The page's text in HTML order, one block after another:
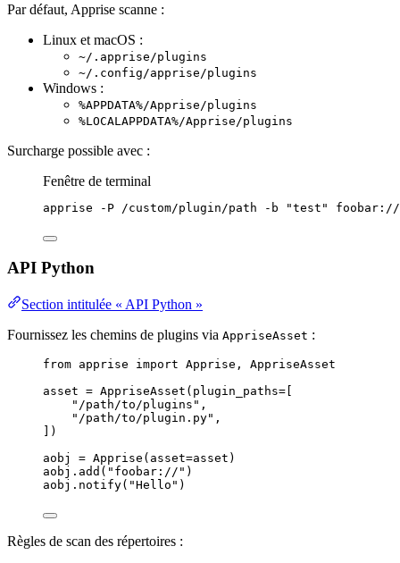
Par défaut, Apprise scanne :
Linux et macOS :
~/.apprise/plugins
~/.config/apprise/plugins
Windows :
%APPDATA%/Apprise/plugins
%LOCALAPPDATA%/Apprise/plugins
Surcharge possible avec :
Fenêtre de terminal
apprise -P /custom/plugin/path -b "test " foobar://
API Python
Section intitulée « API Python »
Fournissez les chemins de plugins via AppriseAsset :
from apprise import Apprise, AppriseAsset
asset = AppriseAsset ( plugin_paths=
" /path/to/plugins " ,
" /path/to/plugin.py" ,
)
aobj = Apprise ( asset=asset )
aobj. add ( " foobar:// " )
aobj. notify( "Hello " )
Règles de scan des répertoires :